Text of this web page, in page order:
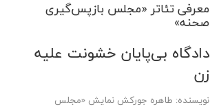
معرفی تئاتر «مجلس بازپس‌گیری
صحنه»
دادگاه بی‌پایان خشونت علیه
زن
نویسنده: طاهره جورکش نمایش «مجلس